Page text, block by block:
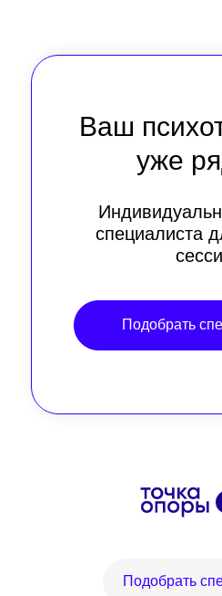
Ваш
уже
специалиста
Подобрать
Подобрать